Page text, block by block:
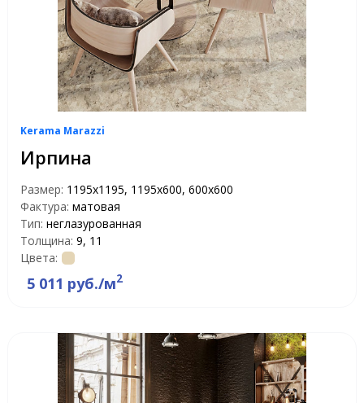
Kerama Marazzi
Ирпина
Размер: 1195x1195, 1195x600, 600x600
Фактура: матовая
Тип: неглазурованная
Толщина: 9, 11
Цвета:
5 011 руб./м2